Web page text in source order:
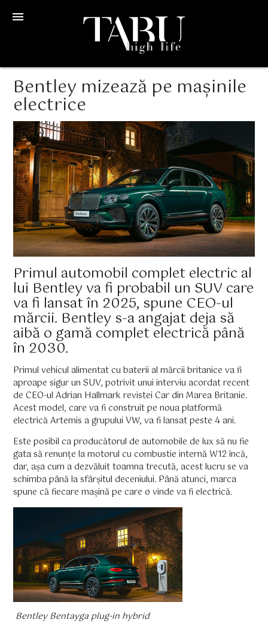
menu
Bentley mizează pe mașinile
electrice
Primul automobil complet electric al
lui Bentley va fi probabil un SUV care
va fi lansat în 2025, spune CEO-ul
mărcii. Bentley s-a angajat deja să
aibă o gamă complet electrică până
în 2030.
Primul vehicul alimentat cu baterii al mărcii britanice va fi
aproape sigur un SUV, potrivit unui interviu acordat recent
de CEO-ul Adrian Hallmark revistei Car din Marea Britanie.
Acest model, care va fi construit pe noua platformă
electrică Artemis a grupului VW, va fi lansat peste 4 ani.
Este posibil ca producătorul de automobile de lux să nu fie
gata să renunțe la motorul cu combustie internă W12 încă,
dar, așa cum a dezvăluit toamna trecută, acest lucru se va
schimba până la sfârșitul deceniului. Până atunci, marca
spune că fiecare mașină pe care o vinde va fi electrică.
Bentley Bentayga plug-in hybrid